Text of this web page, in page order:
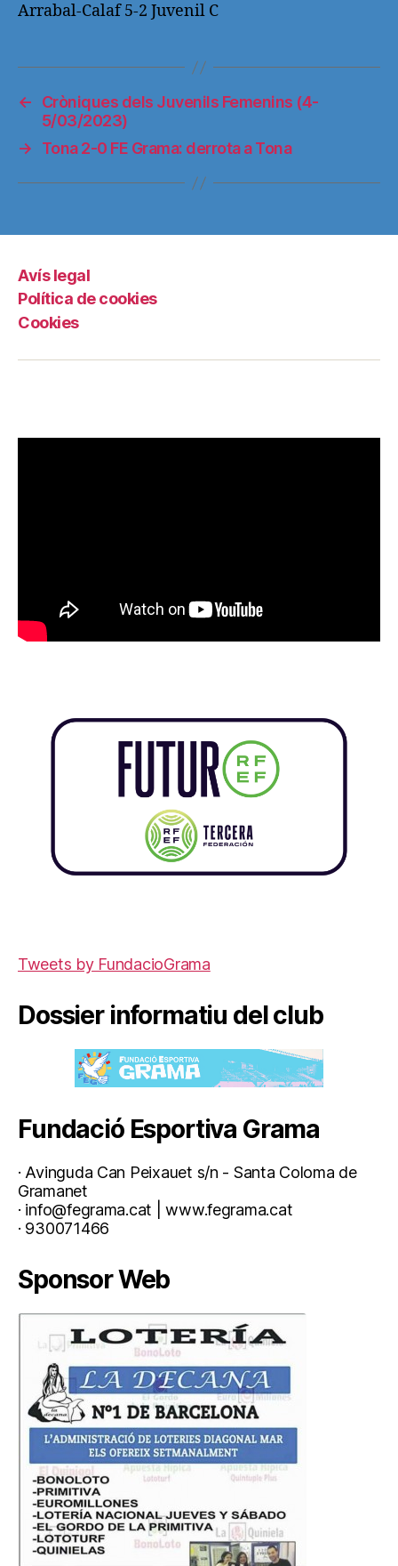
Arrabal-Calaf 5-2 Juvenil C
←
Cròniques dels Juvenils Femenins (4-
5/03/2023)
→
Tona 2-0 FE Grama: derrota a Tona
Avís legal
Política de cookies
Cookies
Tweets by FundacioGrama
Dossier informatiu del club
Fundació Esportiva Grama
· Avinguda Can Peixauet s/n - Santa Coloma de
Gramanet
· info@fegrama.cat | www.fegrama.cat
· 930071466
Sponsor Web